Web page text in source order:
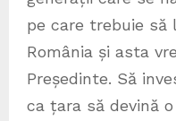
pe care trebuie să
România și asta
Președinte. Să
ca țara să devină